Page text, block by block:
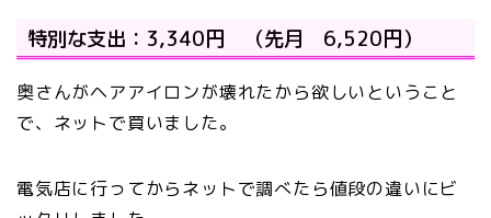
特別な支出：3,340円 （先月 6,520円）
奥さんがヘアアイロンが壊れたから欲しいということ
で、ネットで買いました。
電気店に行ってからネットで調べたら値段の違いにビ